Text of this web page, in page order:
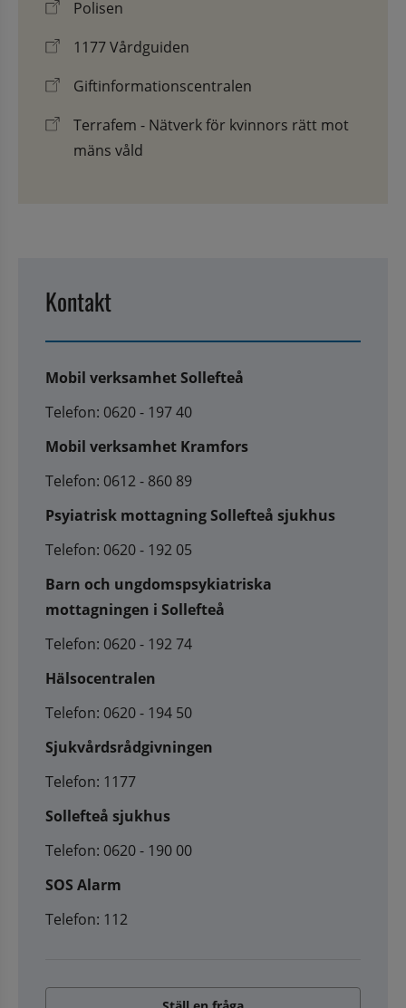
Polisen
1177 Vårdguiden
Giftinformationscentralen
Terrafem - Nätverk för kvinnors rätt mot
mäns våld
Kontakt
Mobil verksamhet Sollefteå
Telefon: 0620 - 197 40
Mobil verksamhet Kramfors
Telefon: 0612 - 860 89
Psyiatrisk mottagning Sollefteå sjukhus
Telefon: 0620 - 192 05
Barn och ungdomspsykiatriska
mottagningen i Sollefteå
Telefon: 0620 - 192 74
Hälsocentralen
Telefon: 0620 - 194 50
Sjukvårdsrådgivningen
Telefon: 1177
Sollefteå sjukhus
Telefon: 0620 - 190 00
SOS Alarm
Telefon: 112